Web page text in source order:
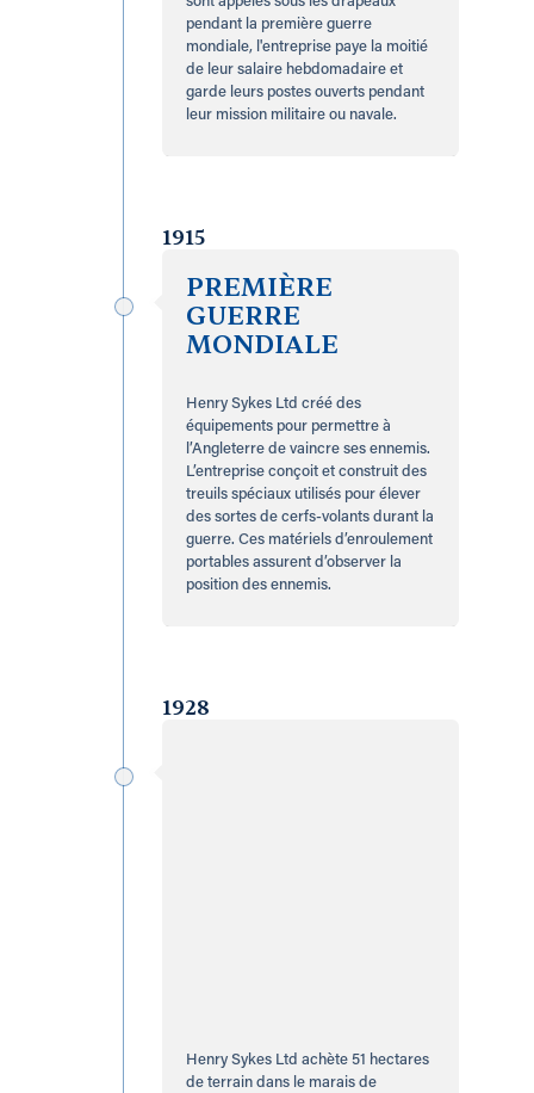
pendant la première guerre
mondiale, l'entreprise paye la moitié
de leur salaire hebdomadaire et
garde leurs postes ouverts pendant
leur mission militaire ou navale.
1915
PREMIÈRE
GUERRE
MONDIALE
Henry Sykes Ltd créé des
équipements pour permettre à
l’Angleterre de vaincre ses ennemis.
L’entreprise conçoit et construit des
treuils spéciaux utilisés pour élever
des sortes de cerfs-volants durant la
guerre. Ces matériels d’enroulement
portables assurent d’observer la
position des ennemis.
1928
Henry Sykes Ltd achète 51 hectares
de terrain dans le marais de